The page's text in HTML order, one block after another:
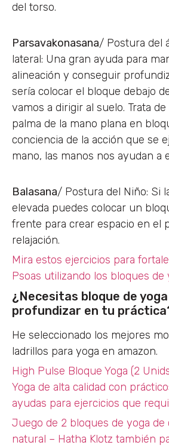
del torso.
Parsavakonasana/ Postura del
lateral: Una gran ayuda para
alineación y conseguir
sería colocar el bloque debajo
vamos a dirigir al suelo. Trata
palma de la mano plana en
conciencia de la acción que se
mano, las manos nos ayudan a
Balasana/ Postura del Niño: Si
elevada puedes colocar un
frente para crear espacio en el
relajación.
Mira estos ejercicios para
Psoas utilizando los bloques de
¿Necesitas bloque de
profundizar en tu
He seleccionado los mejores
ladrillos para yoga en amazon.
High Pulse Bloque Yoga (2
Yoga de alta calidad con
ayudas para ejercicios que
Juego de 2 bloques de yoga de
natural – Hatha Klotz también